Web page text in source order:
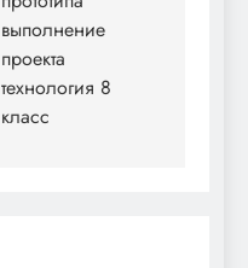
выполнение
проекта
технология 8
класс